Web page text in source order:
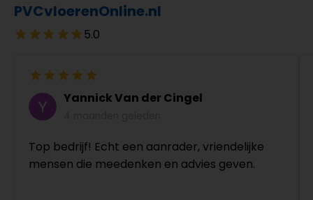
PVCvloerenOnline.nl
5.0
Yannick Van der Cingel
Top bedrijf! Echt een aanrader, vriendelijke
mensen die meedenken en advies geven.